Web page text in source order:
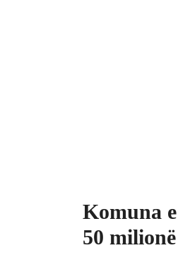
Komuna
50